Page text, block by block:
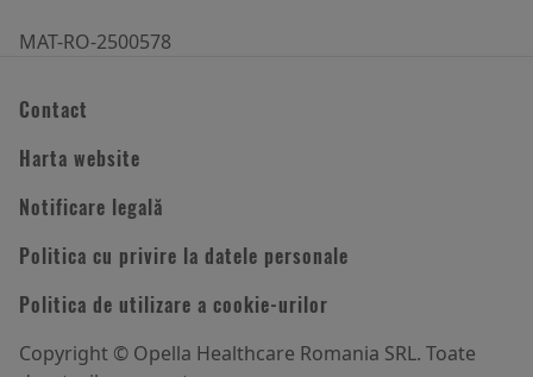
biologicznej Fosfolipidów żółtka; Żywność.
Kidd P. Phosphatidylcholine: A Superior
Rev 1996;1(4):258-274
MAT-RO-2500578
Contact
Harta website
Notificare legală
Politica cu privire la datele personale
Politica de utilizare a cookie-urilor
Copyright © Opella Healthcare Romania SRL. Toate